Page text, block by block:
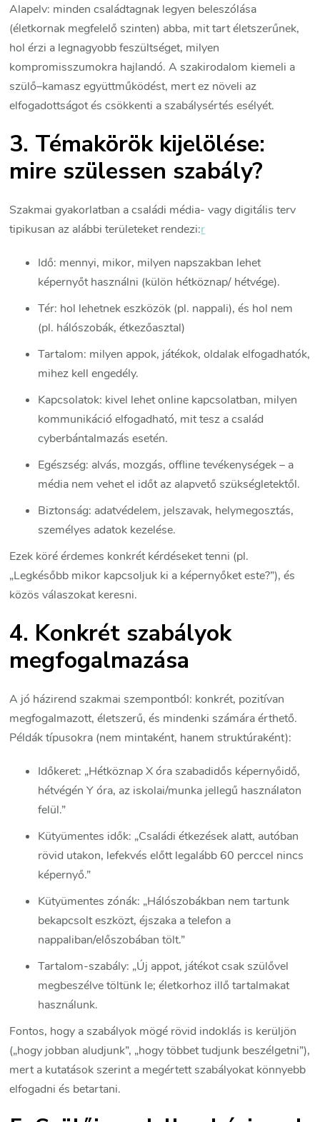
Alapelv: minden családtagnak legyen beleszólása
(életkornak megfelelő szinten) abba, mit tart életszerűnek,
hol érzi a legnagyobb feszültséget, milyen
kompromisszumokra hajlandó. A szakirodalom kiemeli a
szülő–kamasz együttműködést, mert ez növeli az
elfogadottságot és csökkenti a szabálysértés esélyét.
3. Témakörök kijelölése:
mire szülessen szabály?
Szakmai gyakorlatban a családi média- vagy digitális terv
tipikusan az alábbi területeket rendezi:r
Idő: mennyi, mikor, milyen napszakban lehet
képernyőt használni (külön hétköznap/ hétvége).
Tér: hol lehetnek eszközök (pl. nappali), és hol nem
(pl. hálószobák, étkezőasztal)
Tartalom: milyen appok, játékok, oldalak elfogadhatók,
mihez kell engedély.
Kapcsolatok: kivel lehet online kapcsolatban, milyen
kommunikáció elfogadható, mit tesz a család
cyberbántalmazás esetén.
Egészség: alvás, mozgás, offline tevékenységek – a
média nem vehet el időt az alapvető szükségletektől.
Biztonság: adatvédelem, jelszavak, helymegosztás,
személyes adatok kezelése.
Ezek köré érdemes konkrét kérdéseket tenni (pl.
„Legkésőbb mikor kapcsoljuk ki a képernyőket este?”), és
közös válaszokat keresni.
4. Konkrét szabályok
megfogalmazása
A jó házirend szakmai szempontból: konkrét, pozitívan
megfogalmazott, életszerű, és mindenki számára érthető.
Példák típusokra (nem mintaként, hanem struktúraként):
Időkeret: „Hétköznap X óra szabadidős képernyőidő,
hétvégén Y óra, az iskolai/munka jellegű használaton
felül.”
Kütyümentes idők: „Családi étkezések alatt, autóban
rövid utakon, lefekvés előtt legalább 60 perccel nincs
képernyő.”
Kütyümentes zónák: „Hálószobákban nem tartunk
bekapcsolt eszközt, éjszaka a telefon a
nappaliban/előszobában tölt.”
Tartalom-szabály: „Új appot, játékot csak szülővel
megbeszélve töltünk le; életkorhoz illő tartalmakat
használunk.
Fontos, hogy a szabályok mögé rövid indoklás is kerüljön
(„hogy jobban aludjunk”, „hogy többet tudjunk beszélgetni”),
mert a kutatások szerint a megértett szabályokat könnyebb
elfogadni és betartani.